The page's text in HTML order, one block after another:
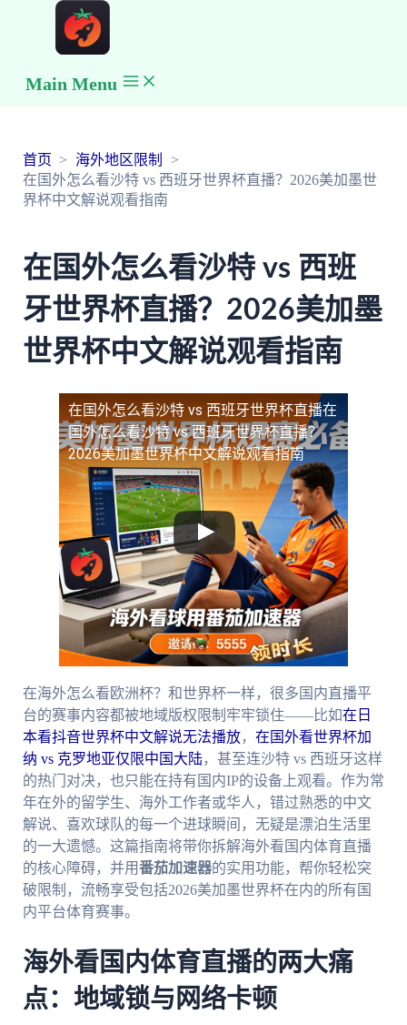
Main Menu
首页
海外地区限制
在国外怎么看沙特 vs 西班牙世界杯直播？2026美加墨世
界杯中文解说观看指南
在国外怎么看沙特 vs 西班
牙世界杯直播？2026美加墨
世界杯中文解说观看指南
在国外怎么看沙特 vs 西班牙世界杯直播在
国外怎么看沙特 vs 西班牙世界杯直播？
2026美加墨世界杯中文解说观看指南
在海外怎么看欧洲杯？和世界杯一样，很多国内直播平
台的赛事内容都被地域版权限制牢牢锁住——比如在日
本看抖音世界杯中文解说无法播放， 在国外看世界杯加
纳 vs 克罗地亚仅限中国大陆，甚至连沙特 vs 西班牙这样
的热门对决，也只能在持有国内IP的设备上观看。作为常
年在外的留学生、海外工作者或华人，错过熟悉的中文
解说、喜欢球队的每一个进球瞬间，无疑是漂泊生活里
的一大遗憾。这篇指南将带你拆解海外看国内体育直播
的核心障碍，并用番茄加速器的实用功能，帮你轻松突
破限制，流畅享受包括2026美加墨世界杯在内的所有国
内平台体育赛事。
海外看国内体育直播的两大痛
点：地域锁与网络卡顿